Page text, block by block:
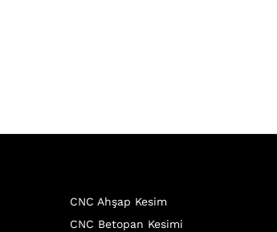
CNC Ahşap Kesim
CNC Betopan Kesimi